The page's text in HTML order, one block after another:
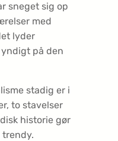
sneget sig op
med
lyder
på den
stadig er i
to stavelser
historie gør